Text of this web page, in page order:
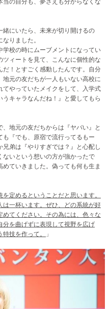
の自分も、夢さえも分からなくな
にいたら、未来が切り開けるの
りました。
校の時にムーブメントになってい
ィートを見て、こんなに個性的な
！とすごく感動したんです。自分
元の友だちが一人もいない高校に
てやっていたメイクをして、入学式
キャラなんだね！』と愛してもら
地元の友だちからは『ヤバい』と
『でも、原宿で流行ってるもー
弟は『やりすぎでは？』と心配し
ないという想いの方が強かったで
ていきました。偽っても何も生ま
定めるということだと思います。
一杯います。ぜひ、どの系統が好
てください。その為には、色々な
分を曲げずに表現して視野を広げ
技を作って。
」